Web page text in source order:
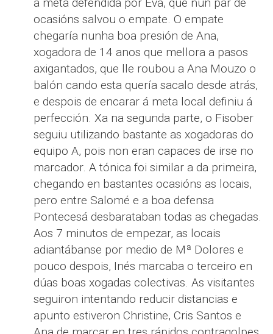
á meta defendida por Eva, que nun par de
ocasións salvou o empate. O empate
chegaría nunha boa presión de Ana,
xogadora de 14 anos que mellora a pasos
axigantados, que lle roubou a Ana Mouzo o
balón cando esta quería sacalo desde atrás,
e despois de encarar á meta local definiu á
perfección. Xa na segunda parte, o Fisober
seguiu utilizando bastante as xogadoras do
equipo A, pois non eran capaces de irse no
marcador. A tónica foi similar a da primeira,
chegando en bastantes ocasións as locais,
pero entre Salomé e a boa defensa
Pontecesá desbarataban todas as chegadas.
Aos 7 minutos de empezar, as locais
adiantábanse por medio de Mª Dolores e
pouco despois, Inés marcaba o terceiro en
dúas boas xogadas colectivas. As visitantes
seguiron intentando reducir distancias e
apunto estiveron Christine, Cris Santos e